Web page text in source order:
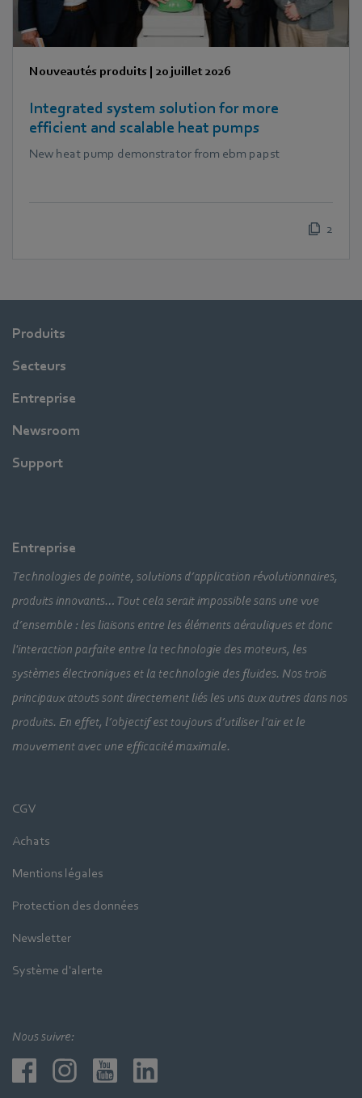
Nouveautés produits | 20 juillet 2026
Integrated system solution for more
efficient and scalable heat pumps
New heat pump demonstrator from ebm papst
2
Produits
Secteurs
Entreprise
Newsroom
Support
Entreprise
Technologies de pointe, solutions d’application révolutionnaires,
produits innovants… Tout cela serait impossible sans une vue
d’ensemble : les liaisons entre les éléments aérauliques et donc
l'interaction parfaite entre la technologie des moteurs, les
systèmes électroniques et la technologie des fluides. Nos trois
principaux atouts sont directement liés les uns aux autres dans nos
produits. En effet, l’objectif est toujours d’utiliser l’air et le
mouvement avec une efficacité maximale.
CGV
Achats
Mentions légales
Protection des données
Newsletter
Système d'alerte
Nous suivre: